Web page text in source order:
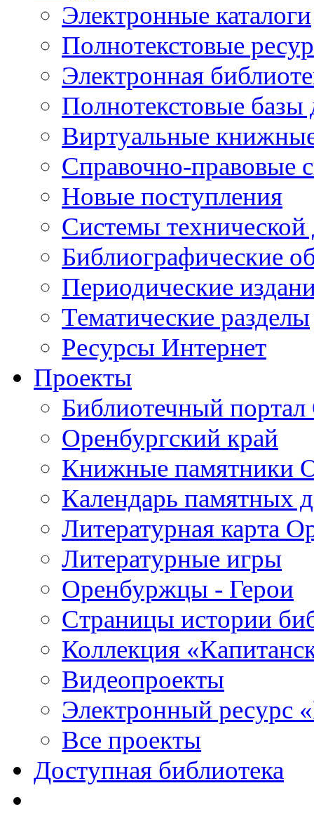
Электронные каталоги
Полнотекстовые
Электронная
Полнотекстовые
Виртуальные
Справочно-правовые
Новые поступления
Cистемы
Библиографические
Периодические
Тематические разделы
Ресурсы Интернет
Проекты
Библиотечный портал
Оренбургский край
Книжные памятники
Календарь памятных
Литературная карта
Литературные игры
Оренбуржцы - Герои
Страницы истории
Коллекция
Видеопроекты
Электронный ресурс
Все проекты
Доступная библиотека